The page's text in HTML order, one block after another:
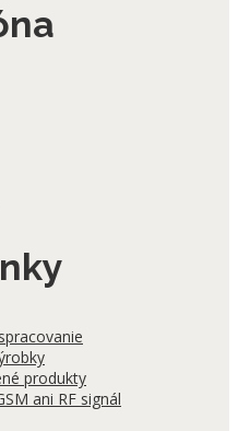
produkty
ani RF signál